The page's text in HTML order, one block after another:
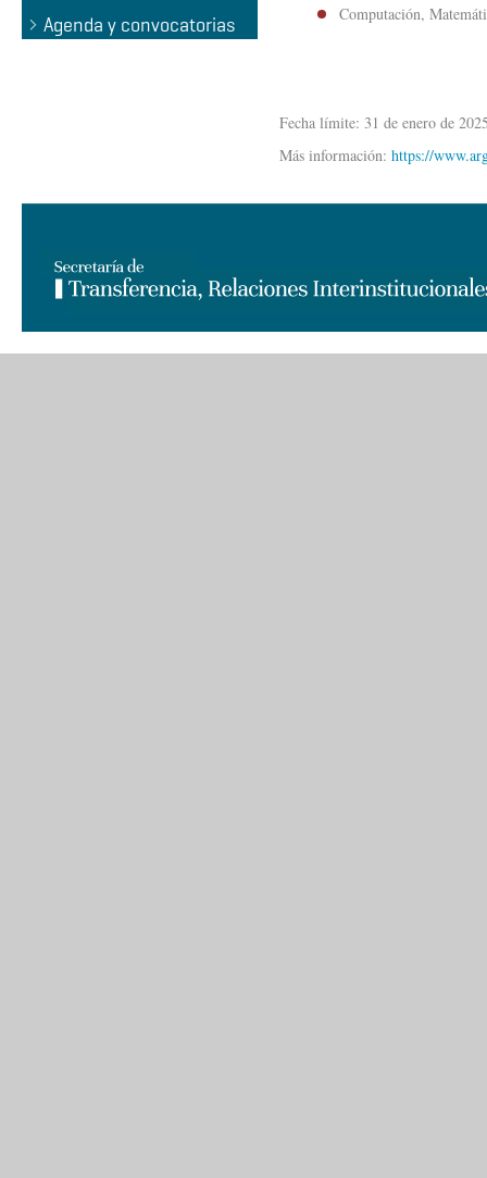
Agenda y convocatorias
Computación,
Fecha límite: 31 de enero de
Más información: https://